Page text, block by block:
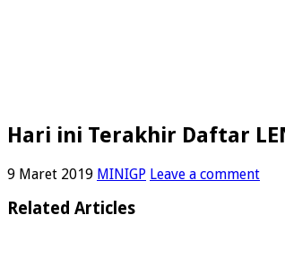
Hari ini Terakhir Daftar
9 Maret 2019 MINIGP Leave a comment
Related Articles